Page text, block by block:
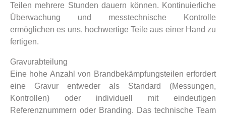
Teilen mehrere Stunden dauern können. Kontinuierliche
Überwachung und messtechnische Kontrolle
ermöglichen es uns, hochwertige Teile aus einer Hand zu
fertigen.
Gravurabteilung
Eine hohe Anzahl von Brandbekämpfungsteilen erfordert
eine Gravur entweder als Standard (Messungen,
Kontrollen) oder individuell mit eindeutigen
Referenznummern oder Branding. Das technische Team